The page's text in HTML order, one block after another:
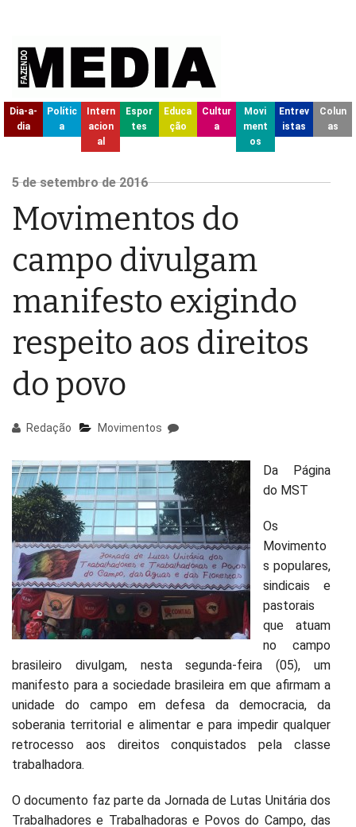
Dia-a-
dia
Polític
a
Intern
acion
al
Espor
tes
Educa
ção
Cultur
a
Movi
ment
os
Entrev
istas
Colun
as
5de setembro de2016
Movimentos do
campo divulgam
manifesto exigindo
respeito aos direitos
do povo
Redação Movimentos
Da Página
do MST
Os
Movimento
s populares,
sindicais e
pastorais
que atuam
no campo
brasileiro divulgam, nesta segunda-feira (05), um
manifesto para a sociedade brasileira em que afirmam a
unidade do campo em defesa da democracia, da
soberania territorial e alimentar e para impedir qualquer
retrocesso aos direitos conquistados pela classe
trabalhadora.
O documento faz parte da Jornada de Lutas Unitária dos
Trabalhadores e Trabalhadoras e Povos do Campo, das